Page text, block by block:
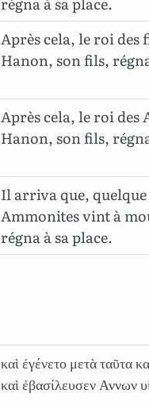
Après cela, le roi des
Hanon, son fils,
Après cela, le roi
Hanon, son fils,
Il arriva que,
Ammonites vint à
régna à sa place.
καὶ ἐγένετο μετὰ ταῦτα
καὶ ἐβασίλευσεν Αννων